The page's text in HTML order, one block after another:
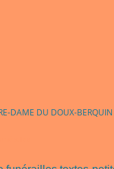
DAME DU DOUX-BERQUIN